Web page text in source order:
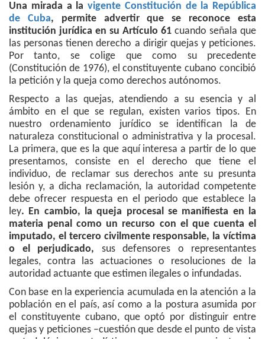
Una mirada a la vigente Constitución de la República
de Cuba, permite advertir que se reconoce esta
institución jurídica en su Artículo 61 cuando señala que
las personas tienen derecho a dirigir quejas y peticiones.
Por tanto, se colige que como su precedente
(Constitución de 1976), el constituyente cubano concibió
la petición y la queja como derechos autónomos.
Respecto a las quejas, atendiendo a su esencia y al
ámbito en el que se regulan, existen varios tipos. En
nuestro ordenamiento jurídico se identifican la de
naturaleza constitucional o administrativa y la procesal.
La primera, que es la que aquí interesa a partir de lo que
presentamos, consiste en el derecho que tiene el
individuo, de reclamar sus derechos ante su presunta
lesión y, a dicha reclamación, la autoridad competente
debe ofrecer respuesta en el periodo que establece la
ley. En cambio, la queja procesal se manifiesta en la
materia penal como un recurso con el que cuenta el
imputado, el tercero civilmente responsable, la víctima
o el perjudicado, sus defensores o representantes
legales, contra las actuaciones o resoluciones de la
autoridad actuante que estimen ilegales o infundadas.
Con base en la experiencia acumulada en la atención a la
población en el país, así como a la postura asumida por
el constituyente cubano, que optó por distinguir entre
quejas y peticiones –cuestión que desde el punto de vista